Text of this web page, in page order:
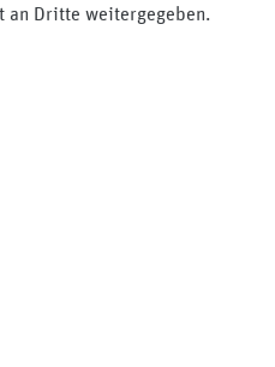
an Dritte weitergegeben.